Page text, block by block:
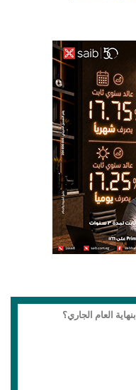
العام الجاري؟